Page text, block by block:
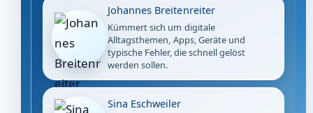
Johannes Breitenreiter
Kümmert sich um digitale
Alltagsthemen, Apps, Geräte und
typische Fehler, die schnell gelöst
werden sollen.
Sina Eschweiler